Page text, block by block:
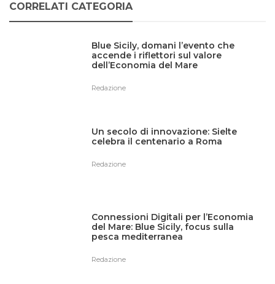
CORRELATI CATEGORIA
Blue Sicily, domani l’evento che
accende i riflettori sul valore
dell’Economia del Mare
Redazione
Un secolo di innovazione: Sielte
celebra il centenario a Roma
Redazione
Connessioni Digitali per l’Economia
del Mare: Blue Sicily, focus sulla
pesca mediterranea
Redazione